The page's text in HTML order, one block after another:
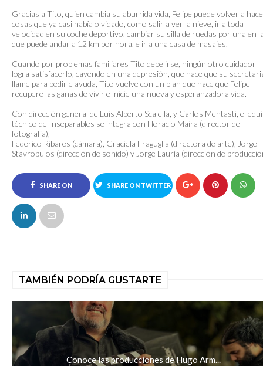
Gracias a Tito, quien cambia su aburrida vida, Felipe puede volver a
cosas que ya casi había olvidado, como salir a ver la nieve, ir a toda
velocidad en su coche deportivo, cambiar su silla de ruedas por una en
que puede andar a 12 km por hora, e ir a una casa de masajes.
Cuando por problemas familiares Tito debe irse, ningún otro cuidador
logra satisfacerlo, cayendo en una depresión, que hace que su
llame para pedirle ayuda, Tito vuelve con un plan que hace que Felipe
recupere las ganas de vivir e inicie una nueva y esperanzadora vida.
Con dirección general de Luis Alberto Scalella, y Carlos Mentasti, el
técnico de Inseparables se integra con Horacio Maira (director de
fotografía),
Federico Ribares (cámara), Graciela Fraguglia (directora de arte), Jorge
Stavropulos (dirección de sonido) y Jorge Lauría (dirección de
SHARE ON
FACEBOOK
SHARE ON TWITTER
TAMBIÉN PODRÍA GUSTARTE
Conoce las producciones de Hugo Arm...